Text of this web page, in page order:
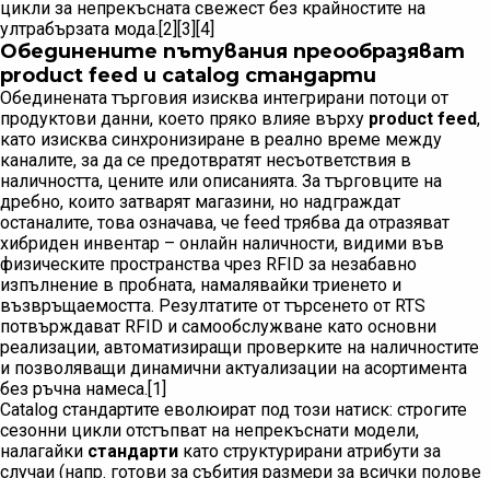
цикли за непрекъсната свежест без крайностите на
ултрабързата мода.[2][3][4]
Обединените пътувания преообразяват
product feed и catalog стандарти
Обединената търговия изисква интегрирани потоци от
продуктови данни, което пряко влияе върху product feed,
като изисква синхронизиране в реално време между
каналите, за да се предотвратят несъответствия в
наличността, цените или описанията. За търговците на
дребно, които затварят магазини, но надграждат
останалите, това означава, че feed трябва да отразяват
хибриден инвентар – онлайн наличности, видими във
физическите пространства чрез RFID за незабавно
изпълнение в пробната, намалявайки триенето и
възвръщаемостта. Резултатите от търсенето от RTS
потвърждават RFID и самообслужване като основни
реализации, автоматизиращи проверките на наличностите
и позволяващи динамични актуализации на асортимента
без ръчна намеса.[1]
Catalog стандартите еволюират под този натиск: строгите
сезонни цикли отстъпват на непрекъснати модели,
налагайки стандарти като структурирани атрибути за
случаи (напр. готови за събития размери за всички полове